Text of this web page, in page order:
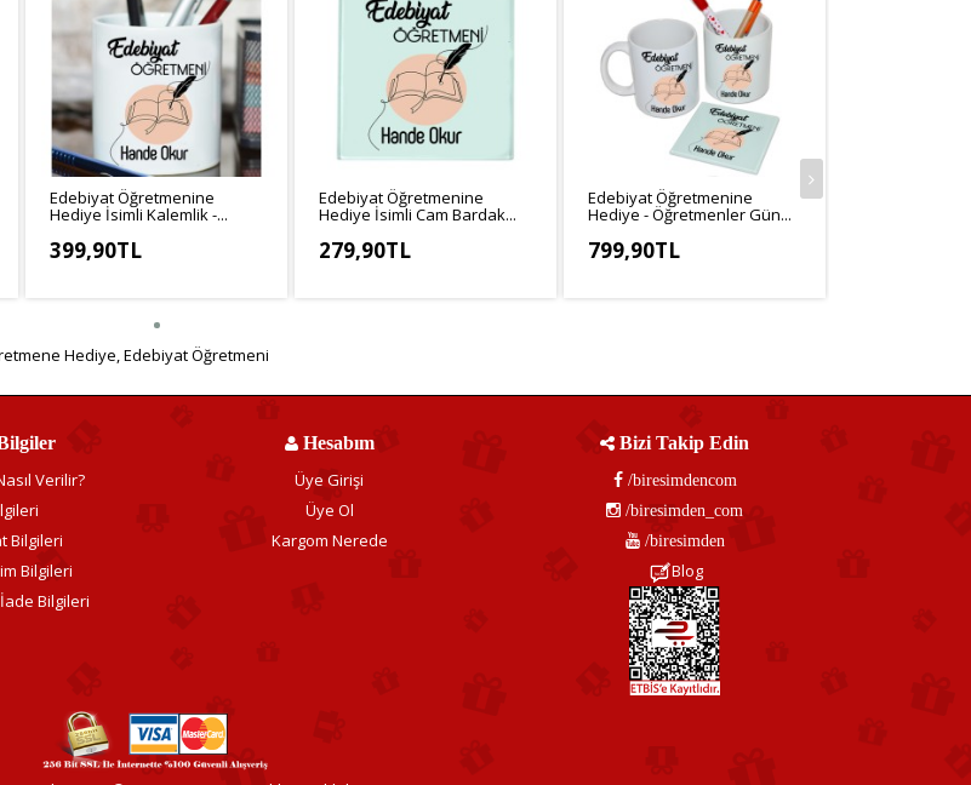
Edebiyat Öğretmenine
Hediye İsimli Kalemlik -...
399,90TL
Edebiyat Öğretmenine
Hediye İsimli Cam Bardak...
279,90TL
Edebiyat Öğretmenine
Hediye - Öğretmenler Gün...
799,90TL
Hediye,Edebiyat Öğretmeni
Verilir?
Bilgileri
Bilgileri
Bilgileri
Hesabım
Üye Girişi
Üye Ol
Kargom Nerede
Bizi Takip Edin
/biresimdencom
/biresimden_com
/biresimden
Blog